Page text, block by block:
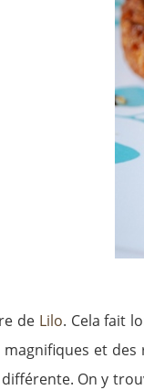
de Lilo. Cela fait
et
On y